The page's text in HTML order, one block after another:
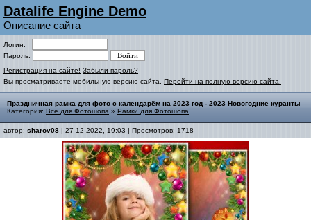
Datalife Engine Demo
Описание сайта
Логин:
Пароль:
Регистрация на сайте! Забыли пароль?
Вы просматриваете мобильную версию сайта. Перейти на полную версию сайта.
Праздничная рамка для фото с календарём на 2023 год - 2023 Новогодние куранты
Категория: Всё для Фотошопа » Рамки для Фотошопа
автор: sharov08 | 27-12-2022, 19:03 | Просмотров: 1718